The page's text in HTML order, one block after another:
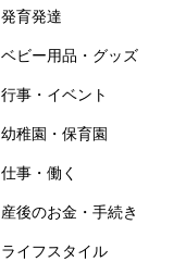
発育発達
ベビー用品・グッズ
行事・イベント
幼稚園・保育園
仕事・働く
産後のお金・手続き
ライフスタイル